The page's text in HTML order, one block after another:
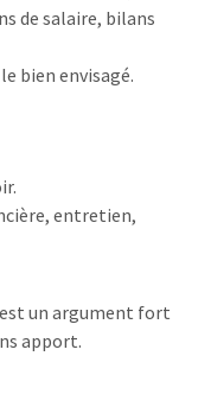
de salaire, bilans
bien envisagé.
entretien,
un argument fort
apport.